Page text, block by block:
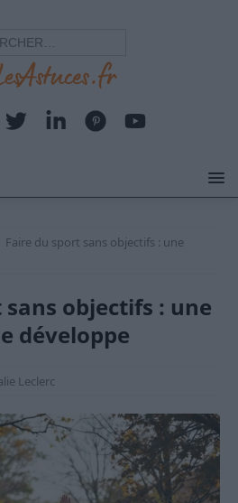
Faire du sport sans objectifs : une
objectifs : une
développe
Leclerc